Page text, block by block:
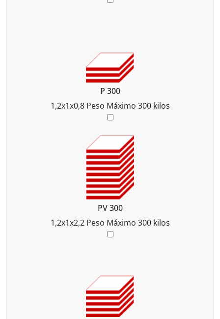
P 300
1,2x1x0,8 Peso Máximo 300 kilos
PV 300
1,2x1x2,2 Peso Máximo 300 kilos